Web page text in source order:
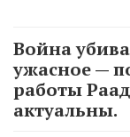
Война
ужасное —
работы
актуальны.